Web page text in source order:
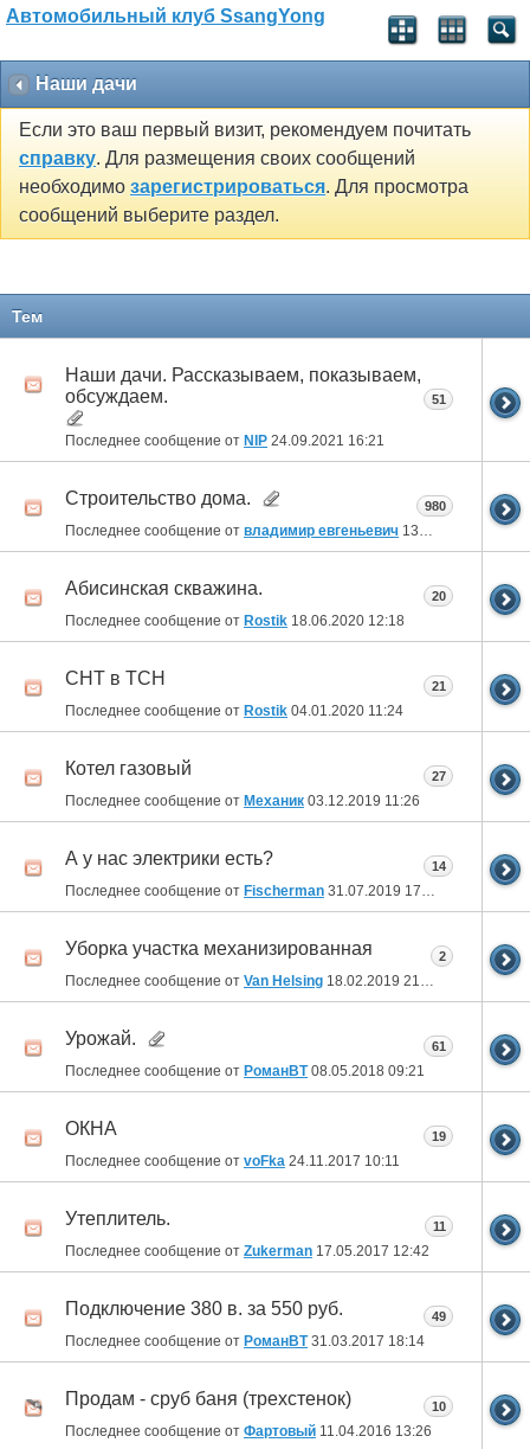
Автомобильный клуб SsangYong
Наши дачи
Если это ваш первый визит, рекомендуем почитать
справку. Для размещения своих сообщений
необходимо зарегистрироваться. Для просмотра
сообщений выберите раздел.
Тем
Наши дачи. Рассказываем, показываем,
обсуждаем.
Последнее сообщение от NIP 24.09.2021 16:21
51
Строительство дома.
Последнее сообщение от владимир евгеньевич 13.01.2021 21:05
980
Абисинская скважина.
Последнее сообщение от Rostik 18.06.2020 12:18
20
СНТ в ТСН
Последнее сообщение от Rostik 04.01.2020 11:24
21
Котел газовый
Последнее сообщение от Механик 03.12.2019 11:26
27
А у нас электрики есть?
Последнее сообщение от Fischerman 31.07.2019 17:13
14
Уборка участка механизированная
Последнее сообщение от Van Helsing 18.02.2019 21:49
2
Урожай.
Последнее сообщение от РоманВТ08.05.2018 09:21
61
ОКНА
Последнее сообщение от voFka 24.11.2017 10:11
19
Утеплитель.
Последнее сообщение от Zukerman 17.05.2017 12:42
11
Подключение 380 в. за 550 руб.
Последнее сообщение от РоманВТ31.03.2017 18:14
49
Продам - сруб баня (трехстенок)
Последнее сообщение от Фартовый 11.04.2016 13:26
10